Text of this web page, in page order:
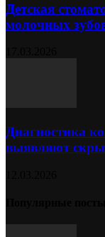
Детская
молочных
Диагностика
выявляют